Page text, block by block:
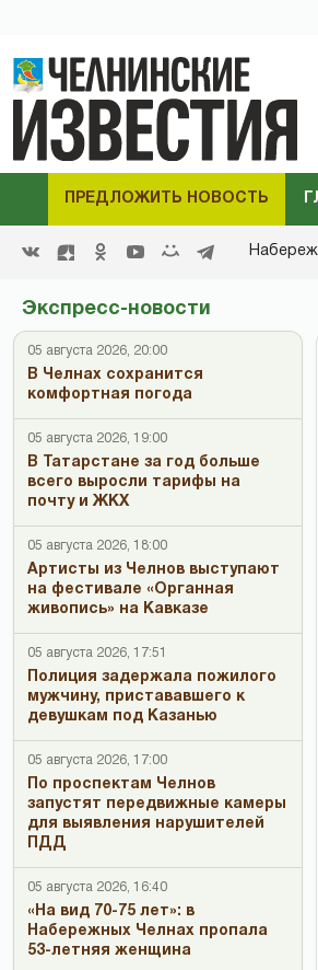
ПРЕДЛОЖИТЬ НОВОСТЬ
Экспресс-новости
05 августа 2026, 20:00
В Челнах сохранится
комфортная погода
05 августа 2026, 19:00
В Татарстане за год больше
всего выросли тарифы на
почту и ЖКХ
05 августа 2026, 18:00
Артисты из Челнов выступают
на фестивале «Органная
живопись» на Кавказе
05 августа 2026, 17:51
Полиция задержала пожилого
мужчину, пристававшего к
девушкам под Казанью
05 августа 2026, 17:00
По проспектам Челнов
запустят передвижные камеры
для выявления нарушителей
ПДД
05 августа 2026, 16:40
«На вид 70-75 лет»: в
Набережных Челнах пропала
53-летняя женщина